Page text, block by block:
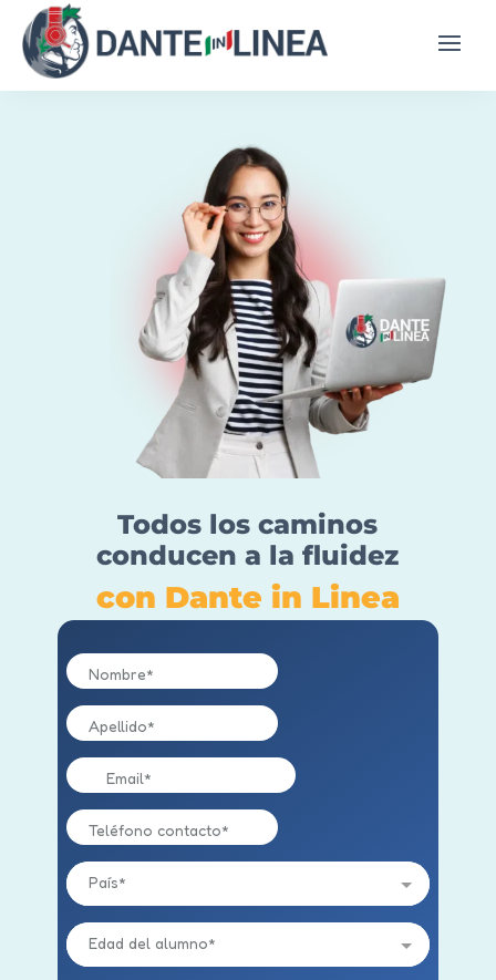
Todos los caminos
conducen a la fluidez
con Dante in Linea